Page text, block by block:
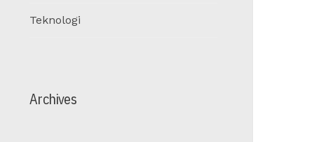
Teknologi
Archives